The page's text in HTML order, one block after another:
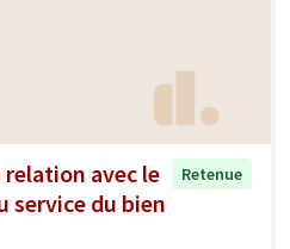
avec le
service du bien
Retenue